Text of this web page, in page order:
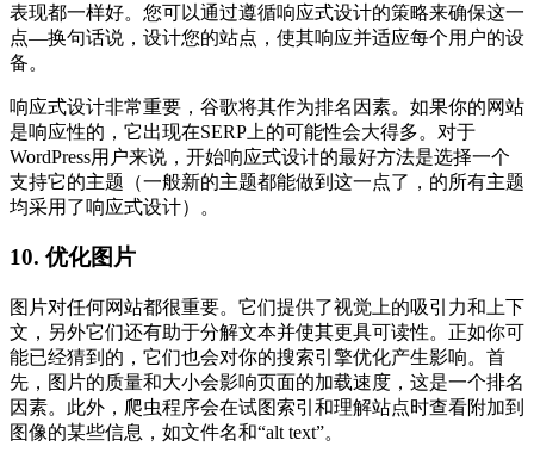
表现都一样好。您可以通过遵循响应式设计的策略来确保这一
点—换句话说，设计您的站点，使其响应并适应每个用户的设
备。
响应式设计非常重要，谷歌将其作为排名因素。如果你的网站
是响应性的，它出现在SERP上的可能性会大得多。对于
WordPress用户来说，开始响应式设计的最好方法是选择一个
支持它的主题（一般新的主题都能做到这一点了，的所有主题
均采用了响应式设计）。
10. 优化图片
图片对任何网站都很重要。它们提供了视觉上的吸引力和上下
文，另外它们还有助于分解文本并使其更具可读性。正如你可
能已经猜到的，它们也会对你的搜索引擎优化产生影响。首
先，图片的质量和大小会影响页面的加载速度，这是一个排名
因素。此外，爬虫程序会在试图索引和理解站点时查看附加到
图像的某些信息，如文件名和“alt text”。